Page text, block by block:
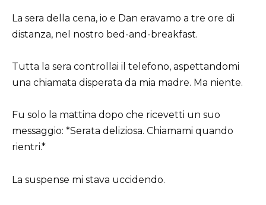
La sera della cena, io e Dan eravamo a tre ore di
distanza, nel nostro bed-and-breakfast.
Tutta la sera controllai il telefono, aspettandomi
una chiamata disperata da mia madre. Ma niente.
Fu solo la mattina dopo che ricevetti un suo
messaggio: *Serata deliziosa. Chiamami quando
rientri.*
La suspense mi stava uccidendo.